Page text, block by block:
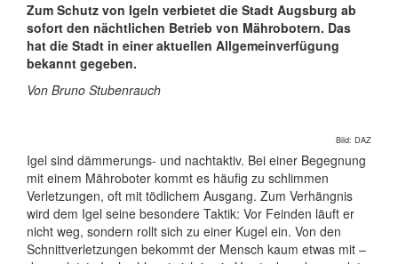
Zum Schutz von Igeln verbietet die Stadt Augsburg ab
sofort den nächtlichen Betrieb von Mäh­ro­bo­tern. Das
hat die Stadt in einer aktuellen All­ge­mein­ver­fü­gung
bekannt gegeben.
Von Bruno Stubenrauch
Bild: DAZ
Igel sind dämmerungs- und nacht­aktiv. Bei einer Begegnung
mit einem Mäh­ro­bo­ter kommt es häufig zu schlimmen
Verletzungen, oft mit tödlichem Ausgang. Zum Verhängnis
wird dem Igel seine besondere Taktik: Vor Feinden läuft er
nicht weg, sondern rollt sich zu einer Kugel ein. Von den
Schnittverletzungen bekommt der Mensch kaum etwas mit –